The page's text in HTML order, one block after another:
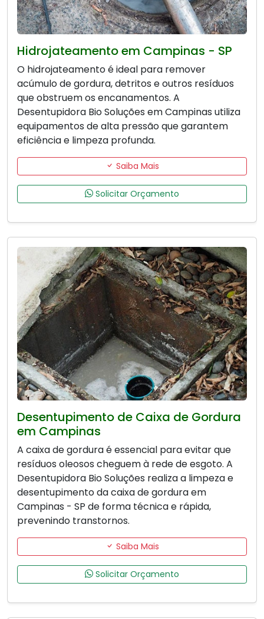
Hidrojateamento em Campinas - SP
O hidrojateamento é ideal para remover
acúmulo de gordura, detritos e outros resíduos
que obstruem os encanamentos. A
Desentupidora Bio Soluções em Campinas utiliza
equipamentos de alta pressão que garantem
eficiência e limpeza profunda.
Saiba Mais
Solicitar Orçamento
Desentupimento de Caixa de Gordura
em Campinas
A caixa de gordura é essencial para evitar que
resíduos oleosos cheguem à rede de esgoto. A
Desentupidora Bio Soluções realiza a limpeza e
desentupimento da caixa de gordura em
Campinas - SP de forma técnica e rápida,
prevenindo transtornos.
Saiba Mais
Solicitar Orçamento